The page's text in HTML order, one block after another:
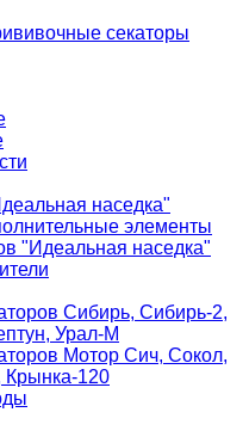
секаторы
наседка"
элементы
"Идеальная наседка"
Сибирь, Сибирь-2,
Урал-М
Мотор Сич, Сокол,
Крынка-120